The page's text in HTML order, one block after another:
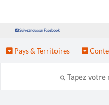
Suivez nous sur Facebook
Pays & Territoires